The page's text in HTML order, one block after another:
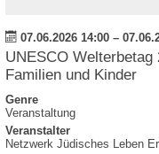
07.06.2026 14:00 –
UNESCO
Familien und Kinder
Genre
Veranstaltung
Veranstalter
Netzwerk Jüdisches Leben